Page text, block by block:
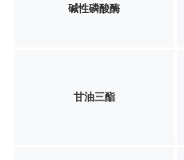
碱性磷酸酶
甘油三酯